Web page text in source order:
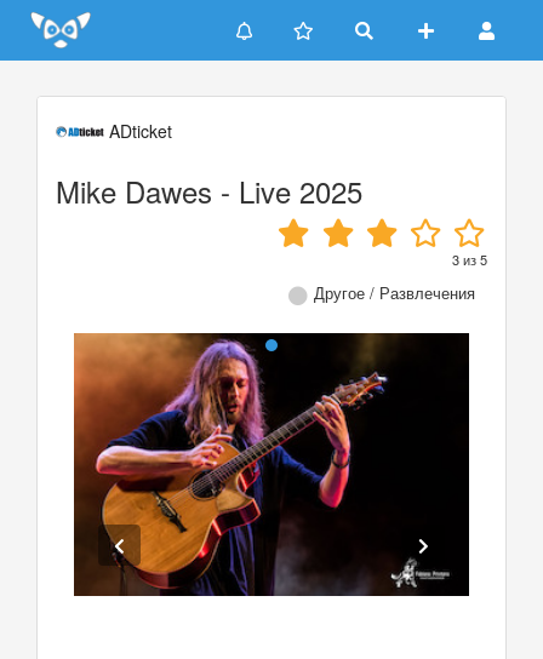
Update cookies preferences
ADticket
Mike Dawes - Live 2025
3из5
Другое / Развлечения